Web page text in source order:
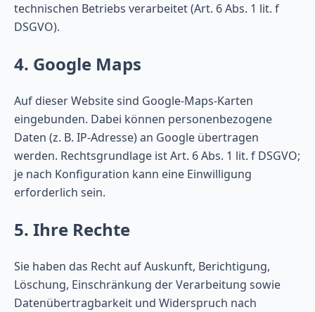
technischen Betriebs verarbeitet (Art. 6 Abs. 1 lit. f
DSGVO).
4. Google Maps
Auf dieser Website sind Google-Maps-Karten
eingebunden. Dabei können personenbezogene
Daten (z. B. IP-Adresse) an Google übertragen
werden. Rechtsgrundlage ist Art. 6 Abs. 1 lit. f DSGVO;
je nach Konfiguration kann eine Einwilligung
erforderlich sein.
5. Ihre Rechte
Sie haben das Recht auf Auskunft, Berichtigung,
Löschung, Einschränkung der Verarbeitung sowie
Datenübertragbarkeit und Widerspruch nach